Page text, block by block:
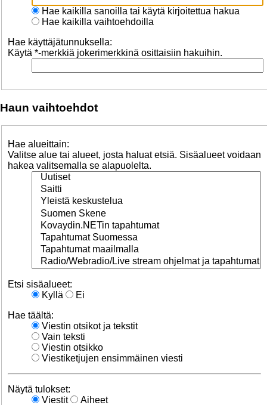
Hae kaikilla sanoilla tai käytä kirjoitettua hakua
Hae kaikilla vaihtoehdoilla
Hae käyttäjätunnuksella:
Käytä *-merkkiä jokerimerkkinä osittaisiin hakuihin.
Haun vaihtoehdot
Hae alueittain:
Valitse alue tai alueet, josta haluat etsiä. Sisäalueet voidaan
hakea valitsemalla se alapuolelta.
Etsi sisäalueet:
Kyllä
Ei
Hae täältä:
Viestin otsikot ja tekstit
Vain teksti
Viestin otsikko
Viestiketjujen ensimmäinen viesti
Näytä tulokset:
Viestit
Aiheet